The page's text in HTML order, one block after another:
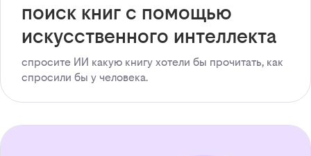
поиск книг с помощью
искусственного интеллекта
спросите ИИ какую книгу хотели бы прочитать, как
спросили бы у человека.